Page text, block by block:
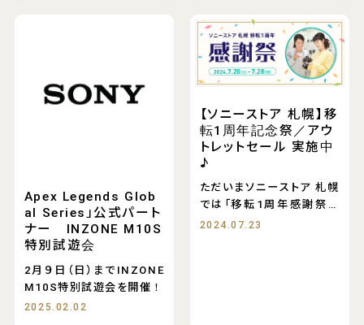
Apex Legends Glob
al Series」公式パート
ナー INZONE M10S
特別試遊会
2月９日（日）までINZONE
M10S特別試遊会を開催！
2025.02.02
【ソニーストア 札幌】移
転1周年記念祭／アウ
トレットセール 実施中
♪
ただいまソニーストア 札幌
では「移転1周年感謝祭」
を実施してい
2024.07.23